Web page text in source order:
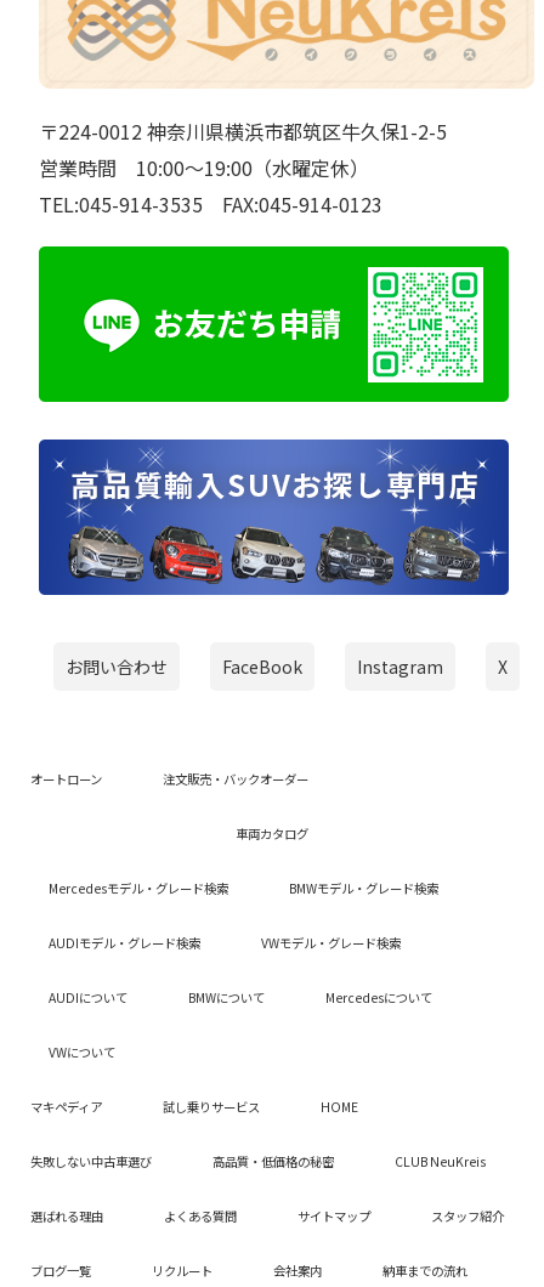
〒224-0012 神奈川県横浜市都筑区牛久保1-2-5
営業時間 10:00～19:00（水曜定休）
TEL:045-914-3535 FAX:045-914-0123
お問い合わせ FaceBook Instagram X
オートローン 注文販売・バックオーダー
車両カタログ
Mercedesモデル・グレード検索 BMWモデル・グレード検索
AUDIモデル・グレード検索 VWモデル・グレード検索
AUDIについて BMWについて Mercedesについて
VWについて
マキペディア 試し乗りサービス HOME
失敗しない中古車選び 高品質・低価格の秘密 CLUB NeuKreis
選ばれる理由 よくある質問 サイトマップ スタッフ紹介
ブログ一覧 リクルート 会社案内 納車までの流れ